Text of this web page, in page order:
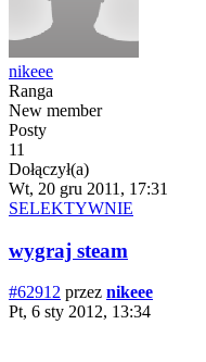
nikeee
Ranga
New member
Posty
11
Dołączył(a)
Wt, 20 gru 2011, 17:31
SELEKTYWNIE
wygraj steam
#62912 przez nikeee
Pt, 6 sty 2012, 13:34